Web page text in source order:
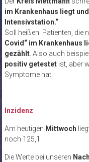
im Krankenhaus liegt
Intensivstation.“
Soll heißen: Patienten, die
Covid“ im Krankenhaus
gezählt. Also auch
positiv getestetist, aber
Symptome hat.
Inzidenz
Am heutigen Mittwoch
noch 125,1.
Die Werte bei unseren